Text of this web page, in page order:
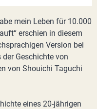
mein Leben für 10.000
erschien in diesem
Version bei
Geschichte von
von Shouichi Taguchi
eines 20-jährigen